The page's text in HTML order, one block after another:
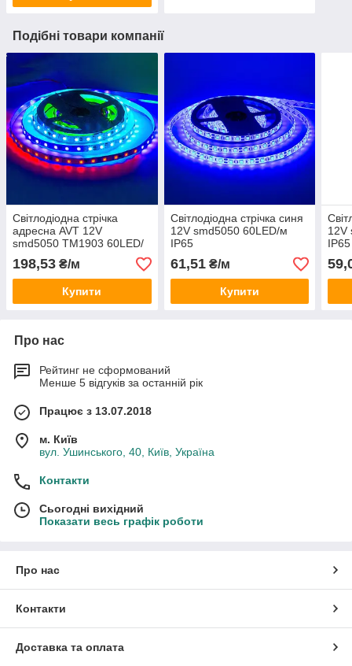
Подібні товари компанії
Світлодіодна стрічка
адресна AVT 12V
smd5050 TM1903 60LED/
198,53 ₴/м
Купити
Світлодіодна стрічка синя
12V smd5050 60LED/м
IP65
61,51₴/м
Купити
12V
IP65
Про нас
Рейтинг не сформований
Менше 5 відгуків за останній рік
Працює з 13.07.2018
м. Київ
вул. Ушинського, 40, Київ, Україна
Контакти
Сьогодні вихідний
Показати весь графік роботи
Про нас
Контакти
Доставка та оплата